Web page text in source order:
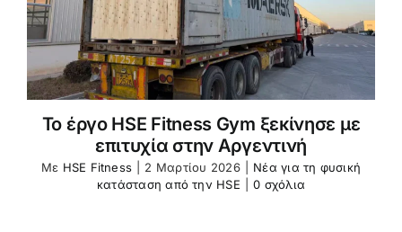
Το έργο HSE Fitness Gym ξεκίνησε με
επιτυχία στην Αργεντινή
Με HSE Fitness 2 Μαρτίου 2026
Νέα για τη φυσική
κατάσταση από την HSE
0 σχόλια